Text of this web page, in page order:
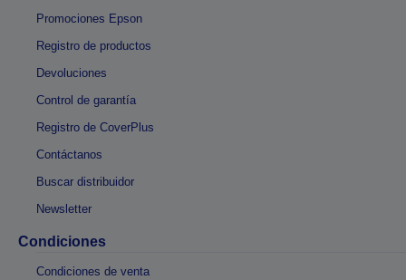
Promociones Epson
Registro de productos
Devoluciones
Control de garantía
Registro de CoverPlus
Contáctanos
Buscar distribuidor
Newsletter
Condiciones
Condiciones de venta